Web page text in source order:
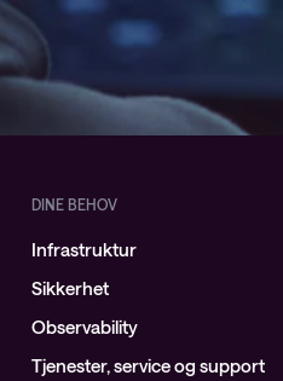
DINE BEHOV
Infrastruktur
Sikkerhet
Observability
Tjenester, service og support